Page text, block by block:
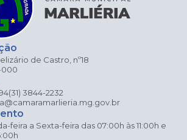
de Castro, nº18
000
(31) 3844-2232
feira a Sexta-feira das 07:00h às 11:00h e